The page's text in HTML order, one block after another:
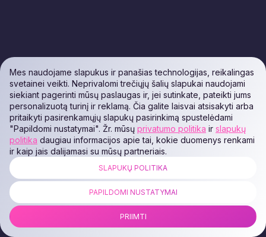
Mes naudojame slapukus ir panašias technologijas, reikalingas
svetainei veikti. Neprivalomi trečiųjų šalių slapukai naudojami
siekiant pagerinti mūsų paslaugas ir, jei sutinkate, pateikti jums
personalizuotą turinį ir reklamą. Čia galite laisvai atsisakyti arba
pritaikyti pasirenkamųjų slapukų pasirinkimą spustelėdami
"Papildomi nustatymai". Žr. mūsų privatumo politika ir slapukų
politika daugiau informacijos apie tai, kokie duomenys renkami
ir kaip jais dalijamasi su mūsų partneriais.
SLAPUKŲ POLITIKA
PAPILDOMI NUSTATYMAI
PRIIMTI